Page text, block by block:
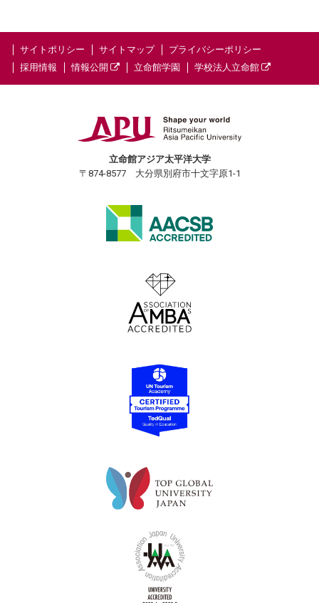
サイトポリシー サイトマップ
プライバシーポリシー
採用情報
情報公開 立命館学園 学校法人立命館
立命館アジア太平洋大学
〒874-8577 大分県別府市十文字原1-1